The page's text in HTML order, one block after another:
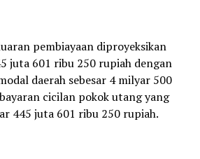
pembiayaan diproyeksikan
juta 601 ribu 250 rupiah dengan
daerah sebesar 4 milyar 500
cicilan pokok utang yang
445 juta 601 ribu 250 rupiah.